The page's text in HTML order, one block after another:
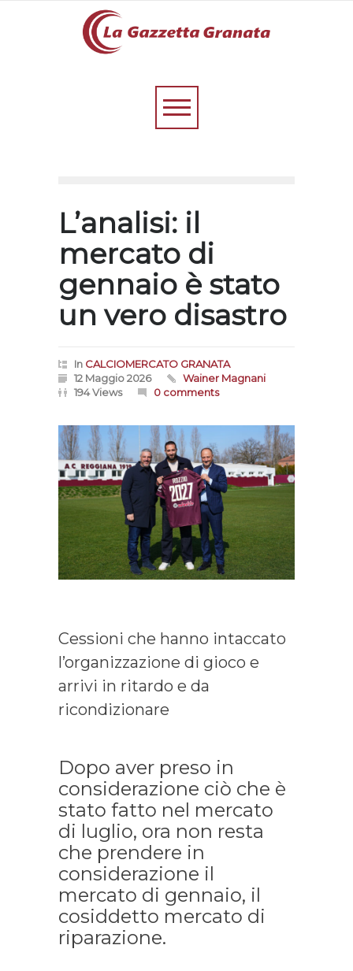
L’analisi: il
mercato di
gennaio è stato
un vero disastro
In CALCIOMERCATO GRANATA
12 Maggio 2026
Wainer Magnani
194 Views
0 comments
Cessioni che hanno intaccato
l’organizzazione di gioco e
arrivi in ritardo e da
ricondizionare
Dopo aver preso in
considerazione ciò che è
stato fatto nel mercato
di luglio, ora non resta
che prendere in
considerazione il
mercato di gennaio, il
cosiddetto mercato di
riparazione.